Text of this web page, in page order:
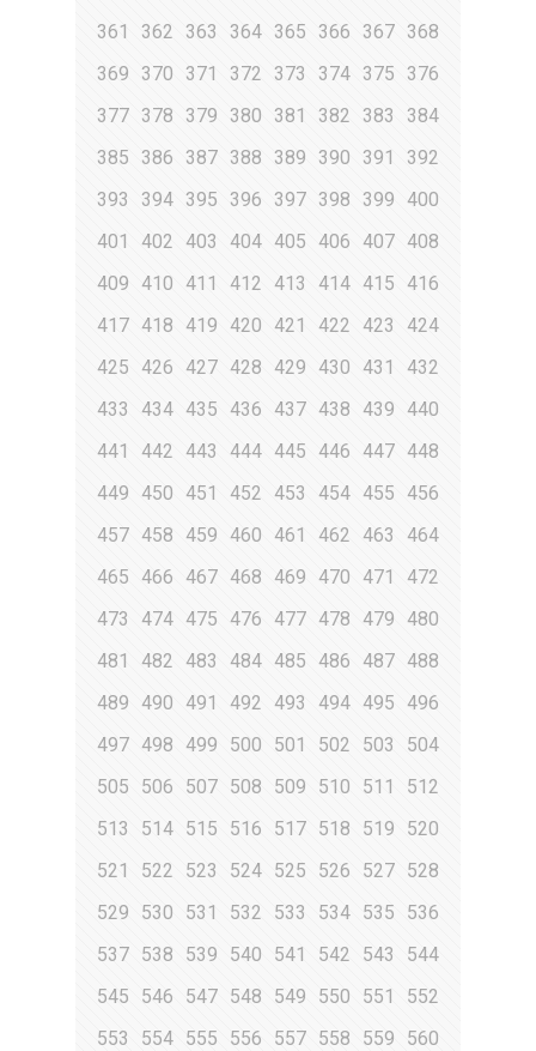
361
362 363 364 365 366 367 368
369
370 371 372 373 374 375 376
377 378 379 380 381 382 383
384
385
386 387 388 389 390 391
392
393
394 395 396 397 398 399
400
401
402 403 404 405 406 407 408
409
410 411 412 413 414 415
416
417 418 419 420 421 422 423
424
425
426 427 428 429 430 431
432
433
434 435 436 437 438 439
440
441
442 443 444 445 446 447 448
449
450 451 452 453 454 455
456
457 458 459 460 461 462 463
464
465
466 467 468 469 470 471
472
473
474 475 476 477 478 479
480
481
482 483 484 485 486 487 488
489
490 491 492 493 494 495
496
497 498 499 500 501 502 503
504
505
506 507 508 509 510 511
512
513
514 515 516 517 518 519
520
521
522 523 524 525 526 527 528
529
530 531 532 533 534 535
536
537 538 539 540 541 542 543
544
545
546 547 548 549 550 551
552
553
554 555 556 557 558 559
560